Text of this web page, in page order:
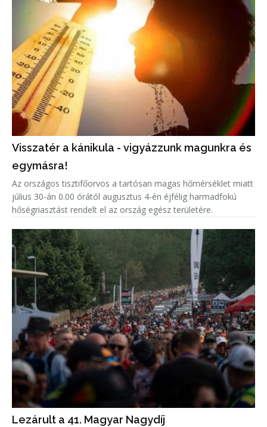
Visszatér a kánikula - vigyázzunk magunkra és
egymásra!
Az országos tisztifőorvos a tartósan magas hőmérséklet miatt
július 30-án 0.00 órától augusztus 4-én éjfélig harmadfokú
hőségriasztást rendelt el az ország egész területére.
Lezárult a 41. Magyar Nagydíj